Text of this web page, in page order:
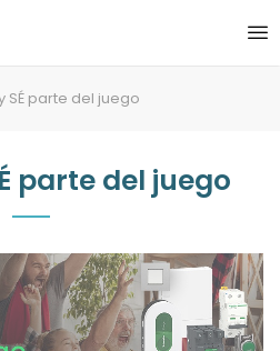
SÉ parte del juego
parte del juego